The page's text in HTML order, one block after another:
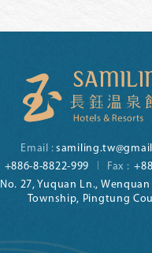
Email :
+886-8-8822-999 Fax :
No. 27, Yuquan Ln.,
Township, Pingtung